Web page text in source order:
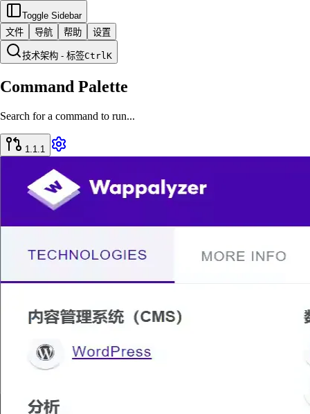
Toggle Sidebar
文件
导航 帮助 设置
技术架构 - 标签CtrlK
Command Palette
Search for a command to run...
1.1.1